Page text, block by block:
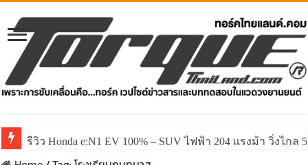
รีวิว Honda e:N1 EV 100% – SUV ไฟฟ้า 204 แรงม้า วิ่งไกล